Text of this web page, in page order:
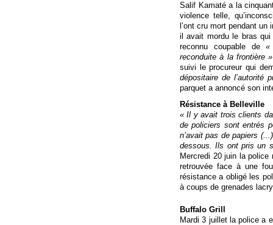
Salif Kamaté a la
violence telle,
l’ont cru mort pendant
il avait mordu le bras qui
reconnu coupable de«
reconduite à la frontière »
suivi le procureur qui
dépositaire de l’autorité
parquet a annoncé son
Résistance à Belleville
« Il y avait trois clients
de policiers sont entrés
n’avait pas de papiers
dessous. Ils ont pris un
Mercredi 20 juin la
retrouvée face à une
résistance a obligé les
à coups de grenades
Buffalo Grill
Mardi 3 juillet la police a